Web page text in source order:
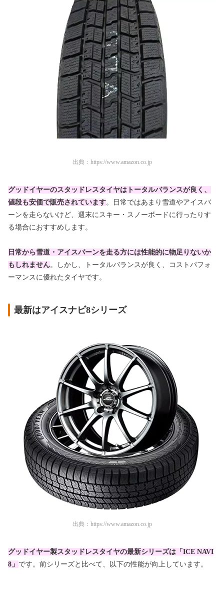
出典： https://www.amazon.co.jp
グッドイヤーのスタッドレスタイヤはトータルバランスが良く、
値段も安価で販売されています。日常ではあまり雪道やアイスバ
ーンを走らないけど、週末にスキー・スノーボードに行ったりす
る場合におすすめします。
日常から雪道・アイスバーンを走る方には性能的に物足りないか
もしれません。しかし、トータルバランスが良く、コストパフォ
ーマンスに優れたタイヤです。
最新はアイスナビ8シリーズ
出典： https://www.amazon.co.jp
グッドイヤー製スタッドレスタイヤの最新シリーズは「ICE NAVI
8」 です。前シリーズと比べて、以下の性能が向上しています。